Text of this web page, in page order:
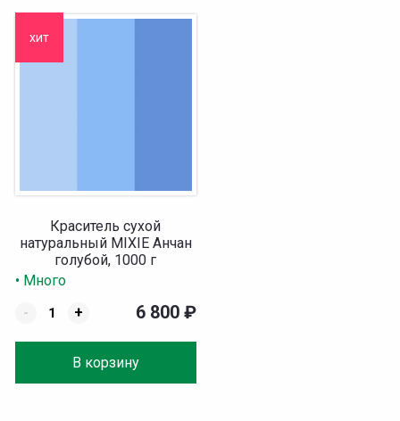
хит
Краситель сухой
натуральный MIXIE Анчан
голубой, 1000 г
• Много
-
+
В корзину
6 800 ₽